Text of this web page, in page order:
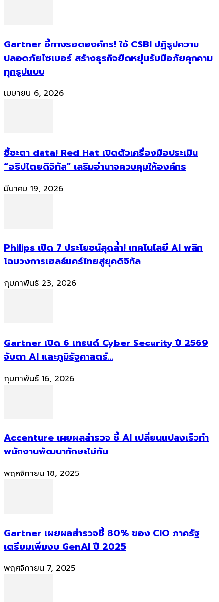
Gartner ชี้ทางรอดองค์กร! ใช้ CSBI ปฏิรูปความ
ปลอดภัยไซเบอร์ สร้างธุรกิจยืดหยุ่นรับมือภัยคุกคาม
ทุกรูปแบบ
เมษายน 6, 2026
ชี้ชะตา data! Red Hat เปิดตัวเครื่องมือประเมิน
“อธิปไตยดิจิทัล” เสริมอำนาจควบคุมให้องค์กร
มีนาคม 19, 2026
Philips เปิด 7 ประโยชน์สุดล้ำ! เทคโนโลยี AI พลิก
โฉมวงการเฮลธ์แคร์ไทยสู่ยุคดิจิทัล
กุมภาพันธ์ 23, 2026
Gartner เปิด 6 เทรนด์ Cyber Security ปี 2569
จับตา AI และภูมิรัฐศาสตร์...
กุมภาพันธ์ 16, 2026
Accenture เผยผลสำรวจ ชี้ AI เปลี่ยนแปลงเร็วทำ
พนักงานพัฒนาทักษะไม่ทัน
พฤศจิกายน 18, 2025
Gartner เผยผลสำรวจชี้ 80% ของ CIO ภาครัฐ
เตรียมเพิ่มงบ GenAI ปี 2025
พฤศจิกายน 7, 2025